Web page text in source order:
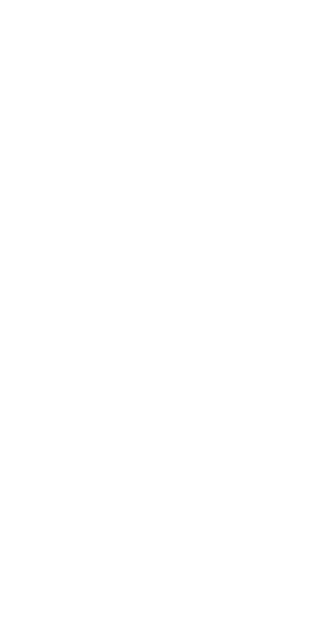
para Cachorro
Cachorro
de Cães
para Cães
Tártaro
para Animais
para Cachorros de Médio Porte